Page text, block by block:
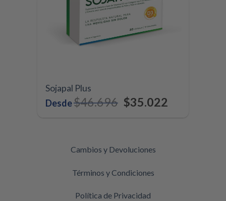
Sojapal Plus
Desde$46.696 $35.022
Cambios y Devoluciones
Términos y Condiciones
Política de Privacidad